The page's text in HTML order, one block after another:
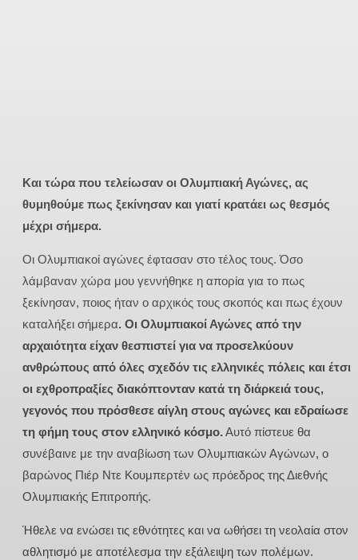
Και τώρα που τελείωσαν οι Ολυμπιακή Αγώνες, ας
θυμηθούμε πως ξεκίνησαν και γιατί κρατάει ως θεσμός
μέχρι σήμερα.
Οι Ολυμπιακοί αγώνες έφτασαν στο τέλος τους. Όσο
λάμβαναν χώρα μου γεννήθηκε η απορία για το πως
ξεκίνησαν, ποιος ήταν ο αρχικός τους σκοπός και πως έχουν
καταλήξει σήμερα. Οι Ολυμπιακοί Αγώνες από την
αρχαιότητα είχαν θεσπιστεί για να προσελκύουν
ανθρώπους από όλες σχεδόν τις ελληνικές πόλεις και έτσι
οι εχθροπραξίες διακόπτονταν κατά τη διάρκειά τους,
γεγονός που πρόσθεσε αίγλη στους αγώνες και εδραίωσε
τη φήμη τους στον ελληνικό κόσμο. Αυτό πίστευε θα
συνέβαινε με την αναβίωση των Ολυμπιακών Αγώνων, ο
βαρώνος Πιέρ Ντε Κουμπερτέν ως πρόεδρος της Διεθνής
Ολυμπιακής Επιτροπής.
Ήθελε να ενώσει τις εθνότητες και να ωθήσει τη νεολαία στον
αθλητισμό με αποτέλεσμα την εξάλειψη των πολέμων.